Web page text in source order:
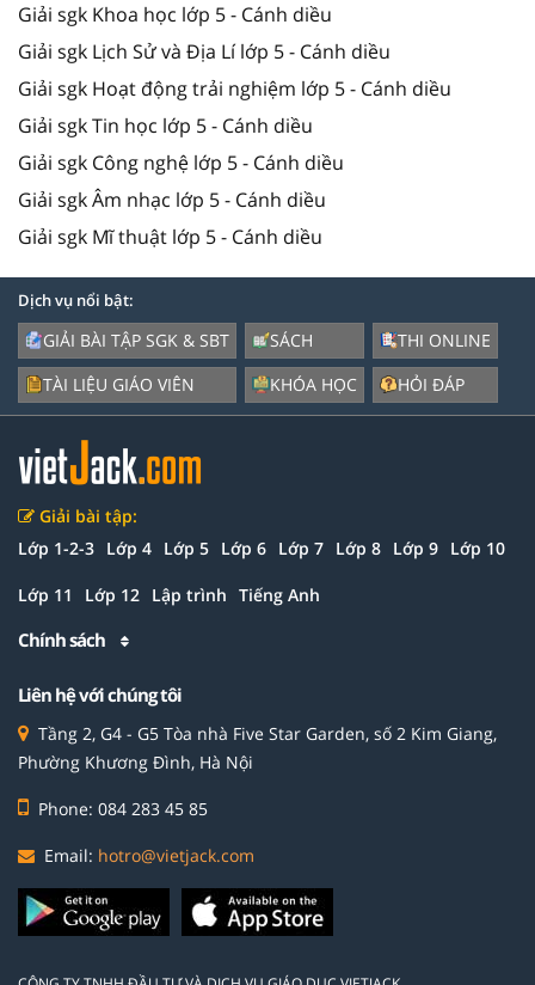
Giải sgk Khoa học lớp 5 - Cánh diều
Giải sgk Lịch Sử và Địa Lí lớp 5 - Cánh diều
Giải sgk Hoạt động trải nghiệm lớp 5 - Cánh diều
Giải sgk Tin học lớp 5 - Cánh diều
Giải sgk Công nghệ lớp 5 - Cánh diều
Giải sgk Âm nhạc lớp 5 - Cánh diều
Giải sgk Mĩ thuật lớp 5 - Cánh diều
Dịch vụ nổi bật:
GIẢI BÀI TẬP SGK & SBT
TÀI LIỆU GIÁO VIÊN
SÁCH
KHÓA HỌC
THI ONLINE
HỎI ĐÁP
Giải bài tập:
Lớp 1-2-3 Lớp 4 Lớp 5 Lớp 6 Lớp 7 Lớp 8 Lớp 9 Lớp 10
Lớp 11 Lớp 12 Lập trình Tiếng Anh
Chính sách
Liên hệ với chúng tôi
Tầng 2, G4 - G5 Tòa nhà Five Star Garden, số 2 Kim Giang,
Phường Khương Đình, Hà Nội
Phone: 084 283 45 85
Email: hotro@vietjack.com